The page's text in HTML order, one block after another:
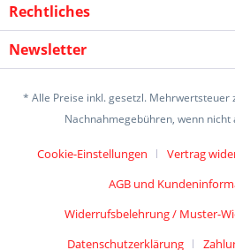
Rechtliches
Newsletter
* Alle Preise inkl. gesetzl. Mehrwertsteuer
Nachnahmegebühren, wenn
Cookie-Einstellungen Vertrag
AGB und
Widerrufsbelehrung / Muster-
Datenschutzerklärung